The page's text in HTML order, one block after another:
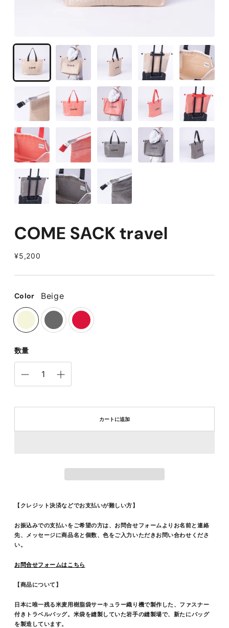
COME SACK travel
¥5,200
定
Color Beige
数量
カートに追加
【クレジット決済などでお支払いが難しい方】
お振込みでの支払いをご希望の方は、お問合せフォームよりお名前と連絡
先、メッセージに商品名と個数、色をご入力いただきお 問い合わせくださ
い。
お問合せフォームはこちら
【商品について】
日本に唯一残る米麦用樹脂袋サーキュラー織り機で製作した、ファスナー
付きトラベルバッグ。米袋を縫製していた岩手の縫製場で、新たにバッグ
を製造しています。